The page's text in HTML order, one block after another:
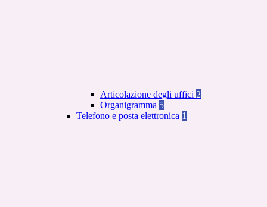
Articolazione degli uffici 2
Organigramma 5
Telefono e posta elettronica 1